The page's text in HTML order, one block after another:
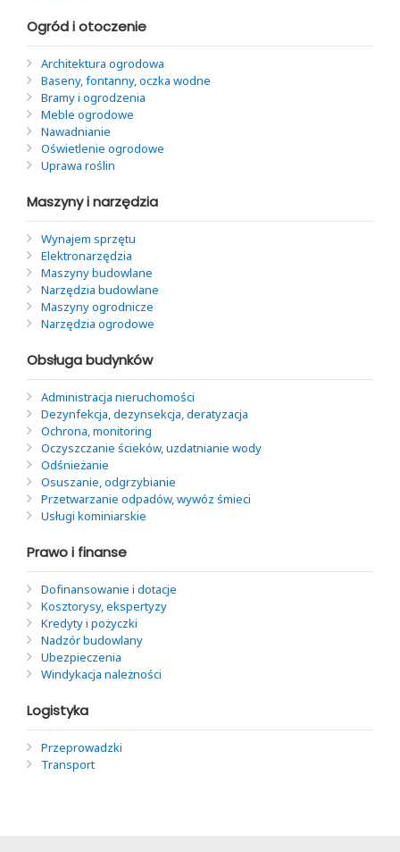
Ogród i otoczenie
Architektura ogrodowa
Baseny, fontanny, oczka wodne
Bramy i ogrodzenia
Meble ogrodowe
Nawadnianie
Oświetlenie ogrodowe
Uprawa roślin
Maszyny i narzędzia
Wynajem sprzętu
Elektronarzędzia
Maszyny budowlane
Narzędzia budowlane
Maszyny ogrodnicze
Narzędzia ogrodowe
Obsługa budynków
Administracja nieruchomości
Dezynfekcja, dezynsekcja, deratyzacja
Ochrona, monitoring
Oczyszczanie ścieków, uzdatnianie wody
Odśnieżanie
Osuszanie, odgrzybianie
Przetwarzanie odpadów, wywóz śmieci
Usługi kominiarskie
Prawo i finanse
Dofinansowanie i dotacje
Kosztorysy, ekspertyzy
Kredyty i pożyczki
Nadzór budowlany
Ubezpieczenia
Windykacja należności
Logistyka
Przeprowadzki
Transport